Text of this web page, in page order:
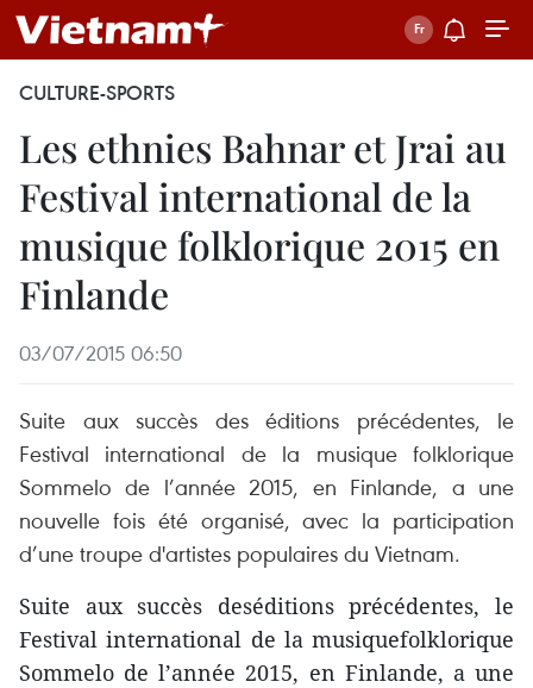
CULTURE-SPORTS
Les ethnies Bahnar et Jrai au
Festival international de la
musique folklorique 2015 en
Finlande
03/07/2015 06:50
Suite aux succès des éditions précédentes, le
Festival international de la musique folklorique
Sommelo de l’année 2015, en Finlande, a une
nouvelle fois été organisé, avec la participation
d’une troupe d'artistes populaires du Vietnam.
Suite aux succès deséditions précédentes, le
Festival international de la musiquefolklorique
Sommelo de l’année 2015, en Finlande, a une